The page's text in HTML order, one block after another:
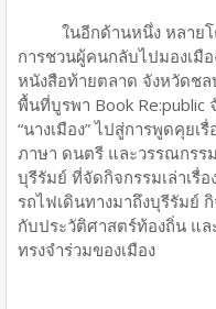
ในอีกด้านหนึ่ง หลายโค
การชวนผู้คนกลับไปมองเมื
หนังสือท้ายตลาด จังหวัดชล
พื้นที่บูรพา Book Re:public
“นางเมือง” ไปสู่การพูดคุย
ภาษา ดนตรี และวรรณกรร
บุรีรัมย์ ที่จัดกิจกรรมเล่าเรื่อ
รถไฟเดินทางมาถึงบุรีรัมย์
กับประวัติศาสตร์ท้องถิ่น แ
ทรงจำร่วมของเมือง